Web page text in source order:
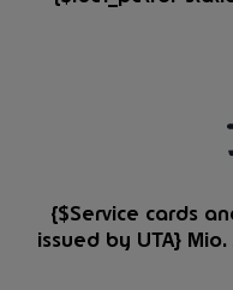
{$Service cards
issued by UTA}